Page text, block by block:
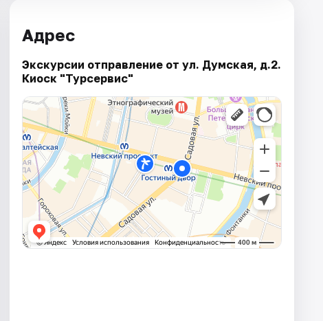
Адрес
Экскурсии отправление от ул. Думская, д.2.
Киоск "Турсервис"